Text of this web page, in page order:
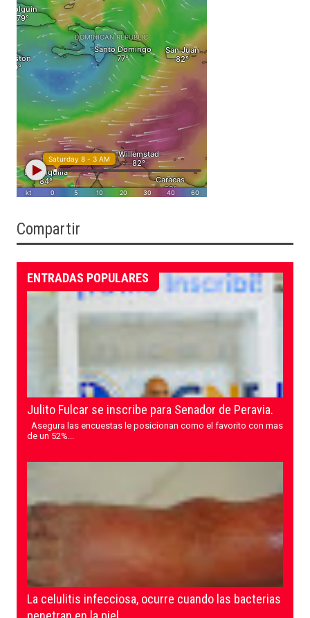
Compartir
ENTRADAS POPULARES
Julito Fulcar se inscribe para Senador de Peravia.
Asegura las encuestas le posicionan como el favorito con mas
de un 52%...
La celulitis infecciosa, ocurre cuando las bacterias